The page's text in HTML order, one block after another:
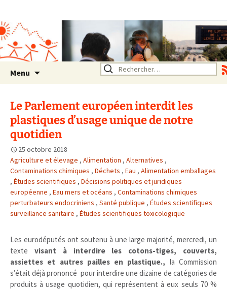
Rhône Alpes
Un environnement sain pour
la santé de tous
Menu Rechercher :
Le Parlement européen interdit les
plastiques d’usage unique de notre
quotidien
25 octobre 2018
Agriculture et élevage , Alimentation , Alternatives ,
Contaminations chimiques , Déchets , Eau , Alimentation emballages
, Études scientifiques , Décisions politiques et juridiques
européenne , Eau mers et océans , Contaminations chimiques
perturbateurs endocriniens , Santé publique , Études scientifiques
surveillance sanitaire , Études scientifiques toxicologique
Les eurodéputés ont soutenu à une large majorité, mercredi, un
texte visant à interdire les cotons-tiges, couverts,
assiettes et autres pailles en plastique., la Commission
s’était déjà prononcé pour interdire une dizaine de catégories de
produits à usage quotidien, qui représentent à eux seuls 70 %